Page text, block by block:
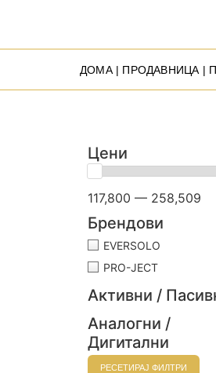
ДОМА| ПРОДАВНИЦА |
Цени
117,800 — 258,509
Брендови
EVERSOLO
PRO-JECT
Активни /
Аналогни /
Дигитални
РЕСЕТИРАЈ ФИЛТРИ